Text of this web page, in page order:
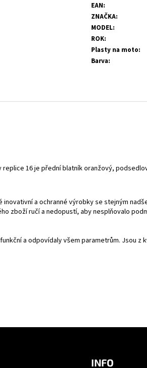
EAN:
ZNAČKA:
MODEL:
ROK:
Plasty na moto:
Barva:
16 je přední blatník oranžový,
a ochranné výrobky se stejným
zboží ručí a nedopustí, aby nesplňovalo
a odpovídaly všem parametrům. Jsou
INFO